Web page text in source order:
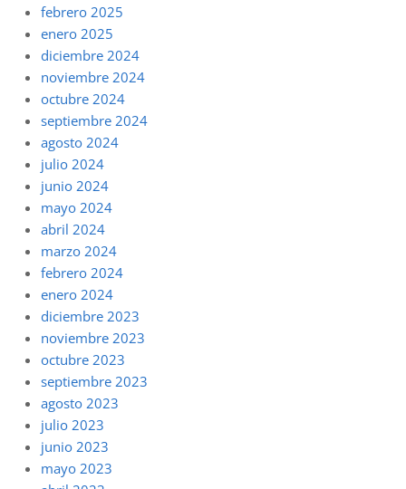
febrero 2025
enero 2025
diciembre 2024
noviembre 2024
octubre 2024
septiembre 2024
agosto 2024
julio 2024
junio 2024
mayo 2024
abril 2024
marzo 2024
febrero 2024
enero 2024
diciembre 2023
noviembre 2023
octubre 2023
septiembre 2023
agosto 2023
julio 2023
junio 2023
mayo 2023